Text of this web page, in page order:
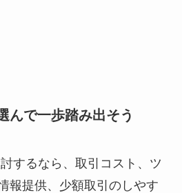
んで一歩踏み出そう
するなら、取引コスト、ツ
報提供、少額取引のしやす